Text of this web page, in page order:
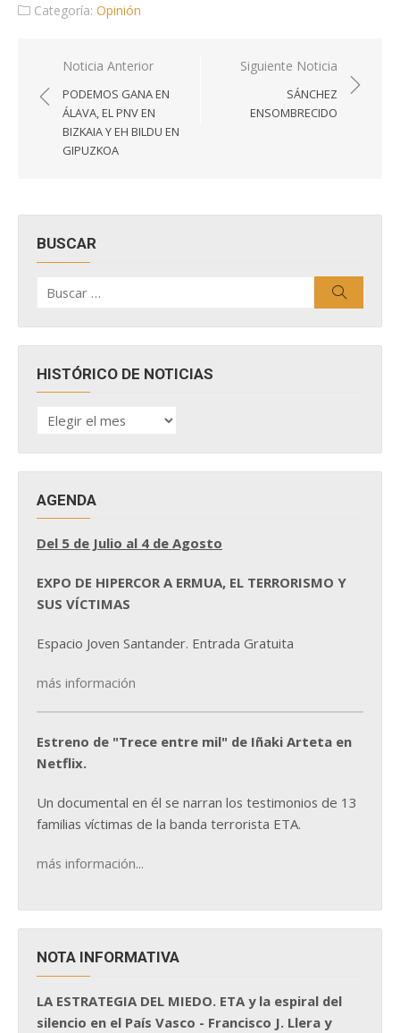
Categoría: Opinión
Navegación
de
entradas
Noticia Anterior
PODEMOS GANA EN
ÁLAVA, EL PNV EN
BIZKAIA Y EH BILDU EN
GIPUZKOA
Siguiente Noticia
SÁNCHEZ
ENSOMBRECIDO
BUSCAR
por:
HISTÓRICO DE NOTICIAS
HISTÓRICO
DE
AGENDA
Del 5 de Julio al 4 de Agosto
EXPO DE HIPERCOR A ERMUA, EL TERRORISMO Y
SUS VÍCTIMAS
Espacio Joven Santander. Entrada Gratuita
más información
Estreno de "Trece entre mil" de Iñaki Arteta en
Netflix.
Un documental en él se narran los testimonios de 13
familias víctimas de la banda terrorista ETA.
más información...
NOTA INFORMATIVA
LA ESTRATEGIA DEL MIEDO. ETA y la espiral del
silencio en el País Vasco - Francisco J. Llera y